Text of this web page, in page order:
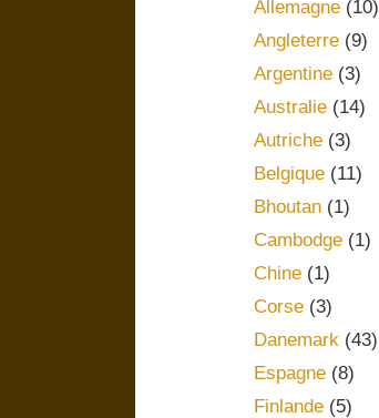
Allemagne(10)
Angleterre(9)
Argentine(3)
Australie(14)
Autriche(3)
Belgique(11)
Bhoutan(1)
Cambodge(1)
Chine(1)
Corse(3)
Danemark (43)
Espagne(8)
Finlande(5)